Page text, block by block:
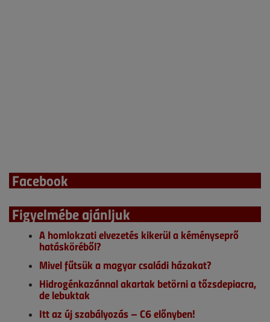
Facebook
Figyelmébe ajánljuk
A homlokzati elvezetés kikerül a kéményseprő
hatásköréből?
Mivel fűtsük a magyar családi házakat?
Hidrogénkazánnal akartak betörni a tőzsdepiacra,
de lebuktak
Itt az új szabályozás – C6 előnyben!